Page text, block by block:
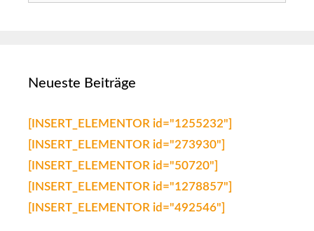
Neueste Beiträge
[INSERT_ELEMENTOR id="1255232"]
[INSERT_ELEMENTOR id="273930"]
[INSERT_ELEMENTOR id="50720"]
[INSERT_ELEMENTOR id="1278857"]
[INSERT_ELEMENTOR id="492546"]